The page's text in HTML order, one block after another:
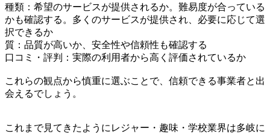
種類：希望のサービスが提供されるか。難易度が合っている
かも確認する。多くのサービスが提供され、必要に応じて選
択できるか
質：品質が高いか、安全性や信頼性も確認する
口コミ・評判：実際の利用者から高く評価されているか
これらの観点から慎重に選ぶことで、信頼できる事業者と出
会えるでしょう。
これまで見てきたようにレジャー・趣味・学校業界は多岐に